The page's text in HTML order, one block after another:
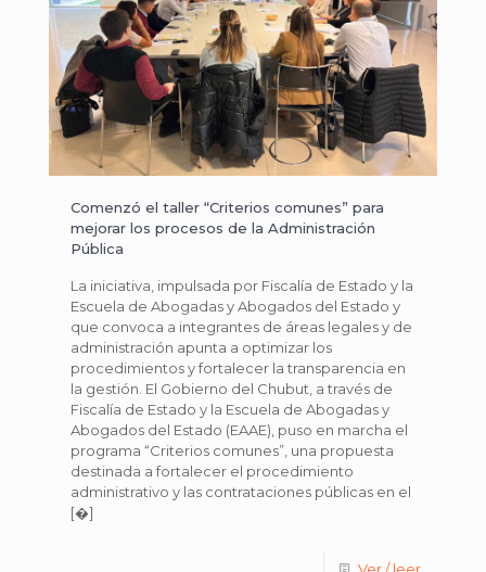
Comenzó el taller “Criterios comunes” para
mejorar los procesos de la Administración
Pública
La iniciativa, impulsada por Fiscalía de Estado y la
Escuela de Abogadas y Abogados del Estado y
que convoca a integrantes de áreas legales y de
administración apunta a optimizar los
procedimientos y fortalecer la transparencia en
la gestión. El Gobierno del Chubut, a través de
Fiscalía de Estado y la Escuela de Abogadas y
Abogados del Estado (EAAE), puso en marcha el
programa “Criterios comunes”, una propuesta
destinada a fortalecer el procedimiento
administrativo y las contrataciones públicas en el
[�]
Ver / leer